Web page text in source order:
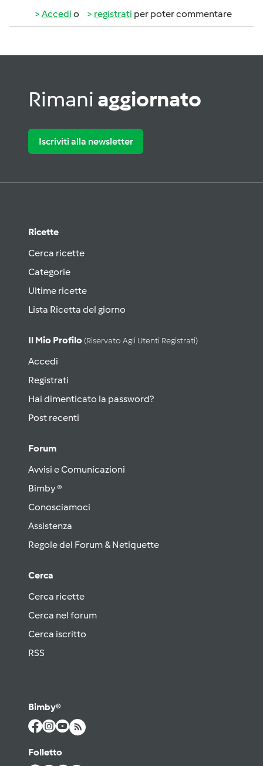
Accedi o registrati per poter commentare
Rimani aggiornato
Iscriviti alla newsletter
Ricette
Cerca ricette
Categorie
Ultime ricette
Lista Ricetta del giorno
Il Mio Profilo (riservato Agli Utenti Registrati)
Accedi
Registrati
Hai dimenticato la password?
Post recenti
Forum
Avvisi e Comunicazioni
Bimby ®
Conosciamoci
Assistenza
Regole del Forum & Netiquette
Cerca
Cerca ricette
Cerca nel forum
Cerca iscritto
RSS
Bimby®
Folletto